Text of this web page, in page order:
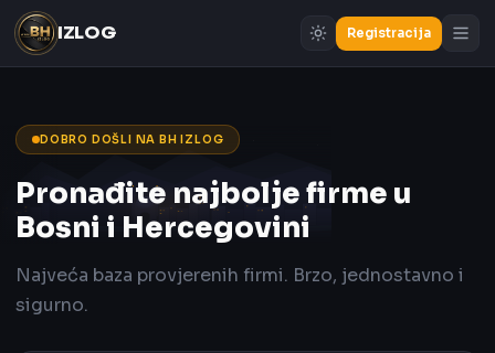
IZLOG Registracija
DOBRO DOŠLI NA BH IZLOG
Pronađite najbolje firme u
Bosni i Hercegovini
Najveća baza provjerenih firmi. Brzo, jednostavno i
sigurno.